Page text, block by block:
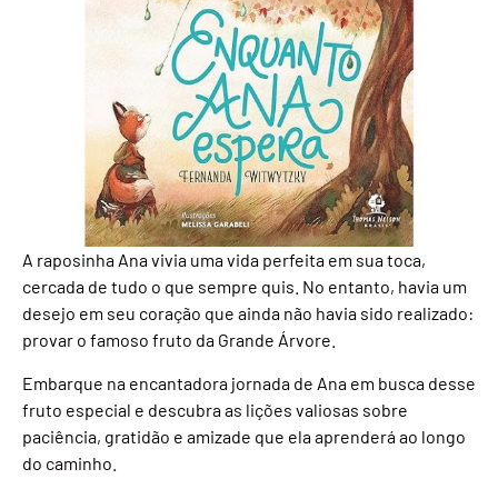
A raposinha Ana vivia uma vida perfeita em sua toca,
cercada de tudo o que sempre quis. No entanto, havia um
desejo em seu coração que ainda não havia sido realizado:
provar o famoso fruto da Grande Árvore.
Embarque na encantadora jornada de Ana em busca desse
fruto especial e descubra as lições valiosas sobre
paciência, gratidão e amizade que ela aprenderá ao longo
do caminho.